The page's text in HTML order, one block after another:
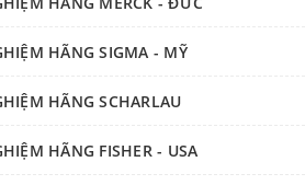
HÃNG SIGMA - MỸ
HÃNG SCHARLAU
HÃNG FISHER - USA